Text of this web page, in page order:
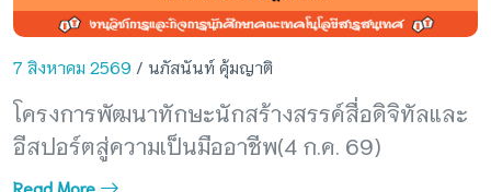
7 สิงหาคม 2569 / นภัสนันท์ คุ้มญาติ
โครงการพัฒนาทักษะนักสร้างสรรค์สื่อดิจิทัลและ
อีสปอร์ตสู่ความเป็นมืออาชีพ(4 ก.ค. 69)
Read More